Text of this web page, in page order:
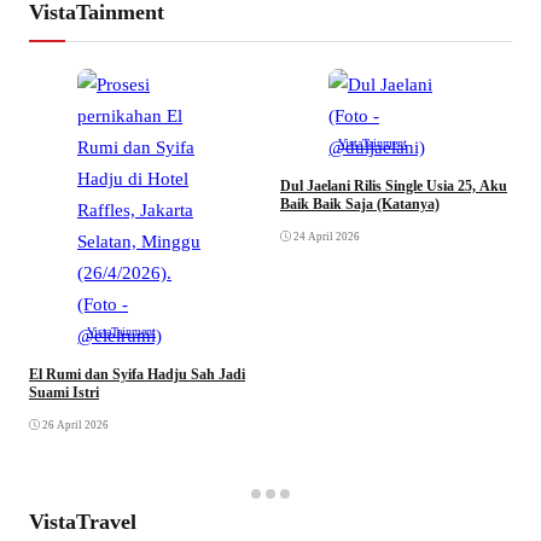
VistaTainment
VistaTainment
El Rumi dan Syifa Hadju Sah Jadi
Suami Istri
26 April 2026
VistaTainment
Dul Jaelani Rilis Single Usia 25, Aku
Baik Baik Saja (Katanya)
24 April 2026
VistaTravel